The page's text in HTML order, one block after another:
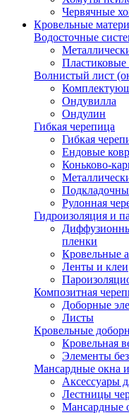
Червячные
Кровельные
Водосточные
Пластиковые
Волнистый лист
Ондувилла
Ондулин
Гибкая черепица
Гибкая
Ендовые
Коньково-
Рулонная
Гидроизоляция и
пленки
Кровельные
Ленты и клеи
Композитная
Доборные
Листы
Кровельные
Кровельная
Элементы
Мансардные окна
Аксессуары
Лестницы
Мансардные